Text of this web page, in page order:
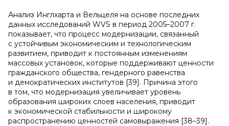
Анализ Инглхарта и Вельцеля на основе последних
данных исследований WVS в период 2005–2007 г.
показывает, что процесс модернизации, связанный
с устойчивым экономическим и технологическим
развитием, приводит к постоянным изменениям
массовых установок, которые поддерживают ценности
гражданского общества, гендерного равенства
и демократических институтов [39]. Причина этого
в том, что модернизация увеличивает уровень
образования широких слоев населения, приводит
к экономической стабильности и широкому
распространению ценностей самовыражения [38–39].